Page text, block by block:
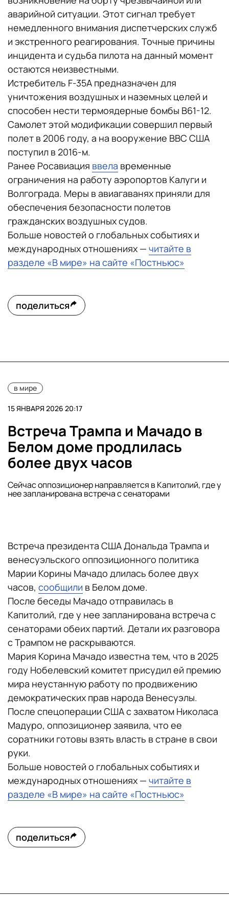
аварийной ситуации. Этот сигнал требует
немедленного внимания диспетчерских служб
и экстренного реагирования. Точные причины
инцидента и судьба пилота на данный момент
остаются неизвестными.
Истребитель F-35A предназначен для
уничтожения воздушных и наземных целей и
способен нести термоядерные бомбы B61-12.
Самолет этой модификации совершил первый
полет в 2006 году, а на вооружение ВВС США
поступил в 2016-м.
Ранее Росавиация ввела временные
ограничения на работу аэропортов Калуги и
Волгограда. Меры в авиагаванях приняли для
обеспечения безопасности полетов
гражданских воздушных судов.
Больше новостей о глобальных событиях и
международных отношениях — читайте в
разделе «В мире» на сайте «Постньюс»
поделиться
в мире
15 ЯНВАРЯ 2026 20:17
Встреча Трампа и Мачадо в
Белом доме продлилась
более двух часов
Сейчас оппозиционер направляется в Капитолий, где у
нее запланирована встреча с сенаторами
Встреча президента США Дональда Трампа и
венесуэльского оппозиционного политика
Марии Корины Мачадо длилась более двух
часов, сообщили в Белом доме.
После беседы Мачадо отправилась в
Капитолий, где у нее запланирована встреча с
сенаторами обеих партий. Детали их разговора
с Трампом не раскрываются.
Мария Корина Мачадо известна тем, что в 2025
году Нобелевский комитет присудил ей премию
мира неустанную работу по продвижению
демократических прав народа Венесуэлы.
После спецоперации США с захватом Николаса
Мадуро, оппозиционер заявила, что ее
соратники готовы взять власть в стране в свои
руки.
Больше новостей о глобальных событиях и
международных отношениях — читайте в
разделе «В мире» на сайте «Постньюс»
поделиться